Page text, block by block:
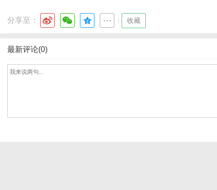
分享至： 收藏
最新评论(0)